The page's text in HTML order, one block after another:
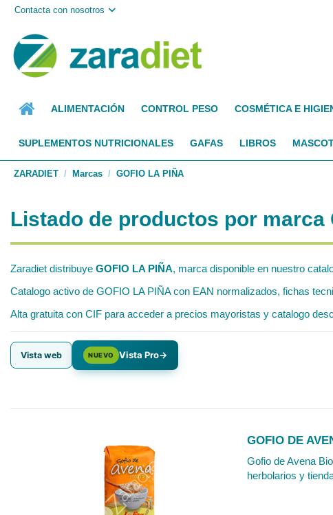
Contacta con nosotros
ALIMENTACIÓN CONTROL PESO COSMÉTICA E
SUPLEMENTOS NUTRICIONALES GAFAS LIBROS
ZARADIET Marcas GOFIO LA PIÑA
Listado de productos por marca
Zaradiet distribuye GOFIO LA PIÑA, marca disponible en nuestro
Catalogo activo de GOFIO LA PIÑA con EAN normalizados, fichas
Alta gratuita con CIF para acceder a precios mayoristas y catalogo
Vista web NUEVO Vista Pro→
GOFIO DE
Gofio de Avena
herbolarios y